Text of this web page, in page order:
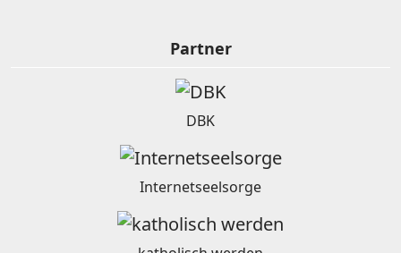
Partner
DBK
Internetseelsorge